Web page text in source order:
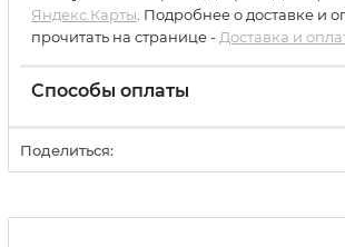
Яндекс.Карты . Подробнее о доставке и
прочитать на странице - Доставка и
Способы оплаты
Поделиться: